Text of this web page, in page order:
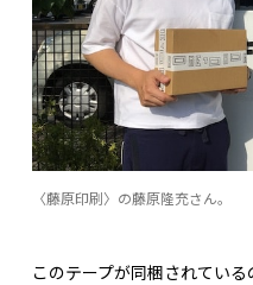
〈藤原印刷〉の藤原隆充さん。
このテープが同梱されている